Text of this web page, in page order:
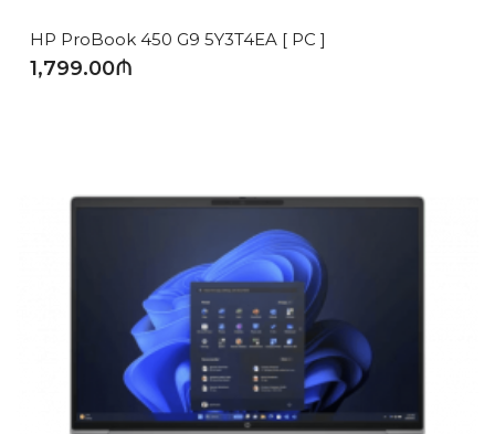
HP ProBook 450 G9 5Y3T4EA [ PC ]
1,799.00₼